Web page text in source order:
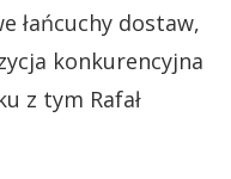
łańcuchy dostaw,
konkurencyjna
z tym Rafał